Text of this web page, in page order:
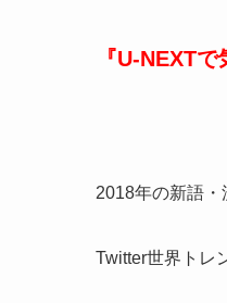
『U-NEXT
2018年の新語
Twitter世界トレ